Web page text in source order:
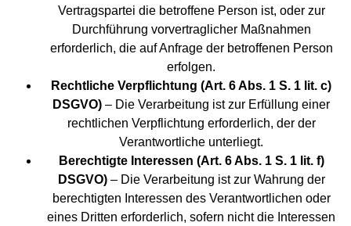
Vertragspartei die betroffene Person ist, oder zur
Durchführung vorvertraglicher Maßnahmen
erforderlich, die auf Anfrage der betroffenen Person
erfolgen.
Rechtliche Verpflichtung (Art. 6 Abs. 1 S. 1 lit. c)
DSGVO) – Die Verarbeitung ist zur Erfüllung einer
rechtlichen Verpflichtung erforderlich, der der
Verantwortliche unterliegt.
Berechtigte Interessen (Art. 6 Abs. 1 S. 1 lit. f)
DSGVO)– Die Verarbeitung ist zur Wahrung der
berechtigten Interessen des Verantwortlichen oder
eines Dritten erforderlich, sofern nicht die Interessen